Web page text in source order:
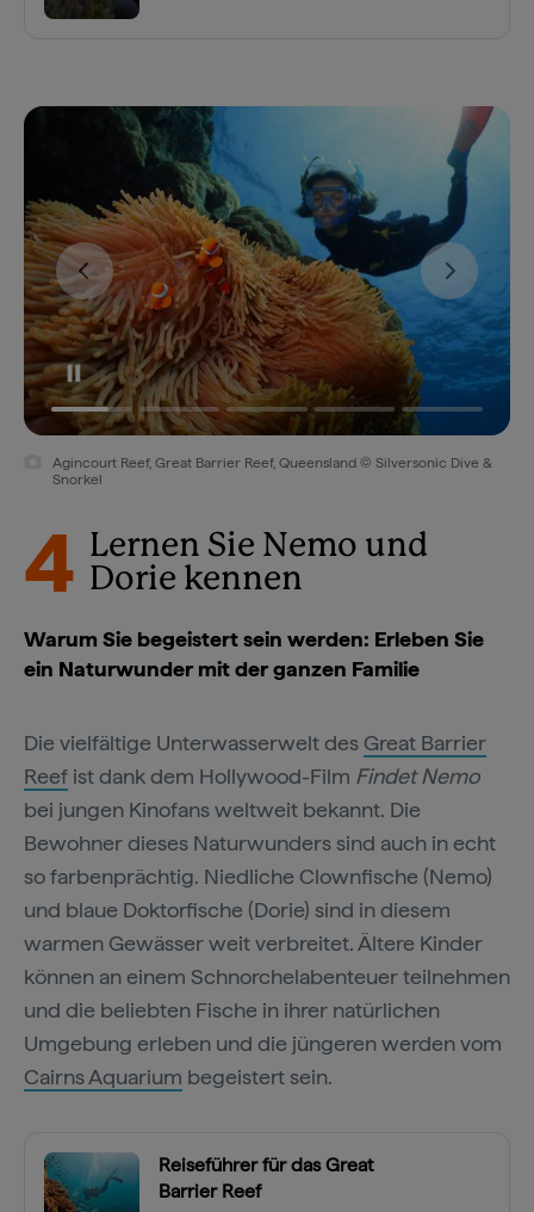
Agincourt Reef, Great Barrier Reef, Queensland © Silversonic Dive &
Snorkel
4 Lernen Sie Nemo und
Dorie kennen
Warum Sie begeistert sein werden: Erleben Sie
ein Naturwunder mit der ganzen Familie
Die vielfältige Unterwasserwelt des Great Barrier
Reef ist dank dem Hollywood-Film Findet Nemo
bei jungen Kinofans weltweit bekannt. Die
Bewohner dieses Naturwunders sind auch in echt
so farbenprächtig. Niedliche Clownfische (Nemo)
und blaue Doktorfische (Dorie) sind in diesem
warmen Gewässer weit verbreitet. Ältere Kinder
können an einem Schnorchelabenteuer teilnehmen
und die beliebten Fische in ihrer natürlichen
Umgebung erleben und die jüngeren werden vom
Cairns Aquarium begeistert sein.
Reiseführer für das Great
Barrier Reef